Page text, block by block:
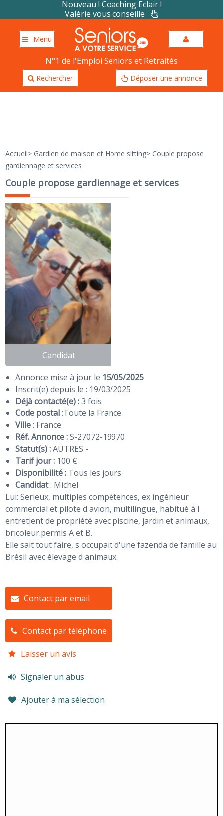
Nouveau ! Coaching Eclair !
Valérie vous conseille
Menu
N°1 de l'Emploi Seniors et Retraités
Rechercher Déposer une annonce
Accueil> Gardien de maison et Home sitting> Couple propose
gardiennage et services
Couple propose gardiennage et services
Candidat
Annonce mise à jour le 15/05/2025
Inscrit(e) depuis le : 19/03/2025
Déjà contacté(e) :3 fois
Code postal:Toute la France
Ville: France
Réf. Annonce :S-27072-19970
Statut(s) :AUTRES -
Tarif jour : 100 €
Disponibilité : Tous les jours
Candidat: Michel
Lui: Serieux, multiples compétences, ex ingénieur
commercial et pilote d avion, multilingue, habitué à l
entretient de propriété avec piscine, jardin et animaux,
bricoleur.permis A et B.
Elle sait tout faire, s occupait d'une fazenda de famille au
Brésil avec élevage d animaux.
Contact par email
Contact par téléphone
Laisser un avis
Signaler un abus
Ajouter à ma sélection